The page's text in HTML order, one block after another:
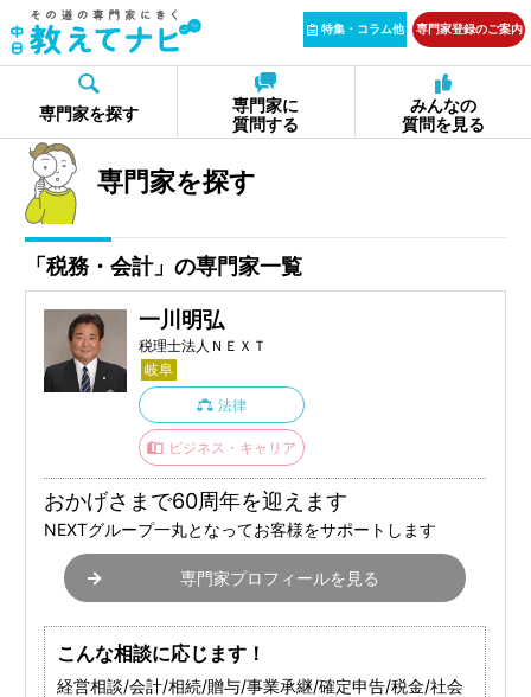
特集・コラム他 専門家登録のご案内
専門家を探す
専門家に
質問する
みんなの
質問を見る
専門家を探す
「税務・会計」の専門家一覧
一川明弘
税理士法人ＮＥＸＴ
岐阜
法律
ビジネス・キャリア
おかげさまで60周年を迎えます
NEXTグループ一丸となってお客様をサポートします
専門家プロフィールを見る
こんな相談に応じます！
経営相談/会計/相続/贈与/事業承継/確定申告/税金/社会